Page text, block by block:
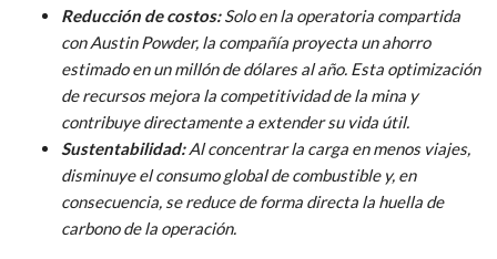
Reducción de costos:Solo en la operatoria compartida
con Austin Powder, la compañía proyecta un ahorro
estimado en un millón de dólares al año. Esta optimización
de recursos mejora la competitividad de la mina y
contribuye directamente a extender su vida útil.
Sustentabilidad:Al concentrar la carga en menos viajes,
disminuye el consumo global de combustible y, en
consecuencia, se reduce de forma directa la huella de
carbono de la operación.